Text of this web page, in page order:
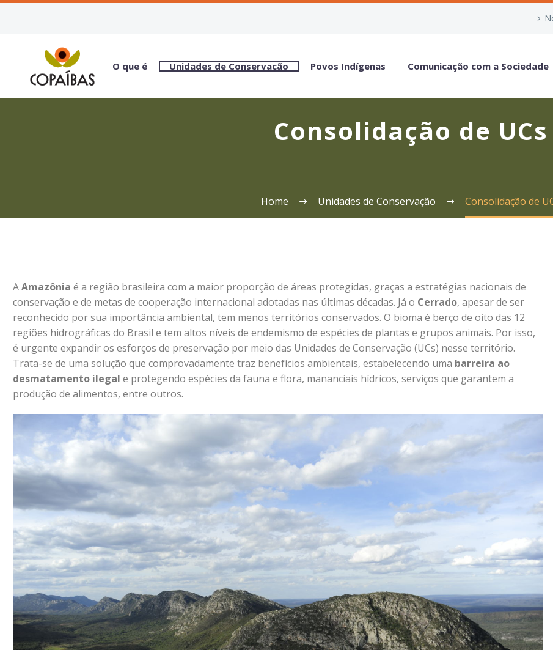
O que é Unidades de Conservação Povos Indígenas Comunicação com a Sociedade
Consolidação de UCs
Home Unidades de Conservação Consolidação de
AAmazônia é a região brasileira com a maior proporção de áreas protegidas, graças a estratégias nacionais de
conservação e de metas de cooperação internacional adotadas nas últimas décadas. Já o Cerrado, apesar de ser
reconhecido por sua importância ambiental, tem menos territórios conservados. O bioma é berço de oito das 12
regiões hidrográficas do Brasil e tem altos níveis de endemismo de espécies de plantas e grupos animais. Por isso,
é urgente expandir os esforços de preservação por meio das Unidades de Conservação (UCs) nesse território.
Trata-se de uma solução que comprovadamente traz benefícios ambientais, estabelecendo uma barreira ao
desmatamento ilegal e protegendo espécies da fauna e flora, mananciais hídricos, serviços que garantem a
produção de alimentos, entre outros.